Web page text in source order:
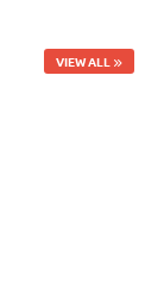
VIEW ALL